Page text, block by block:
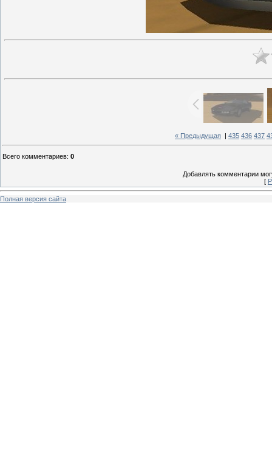
« Предыдущая 435 436 437
Всего комментариев: 0
Добавлять комментарии
[
Полная версия сайта